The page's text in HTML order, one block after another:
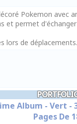
Pokemon avec
et permet
lors de déplacements.
Album - Vert -
Pages De